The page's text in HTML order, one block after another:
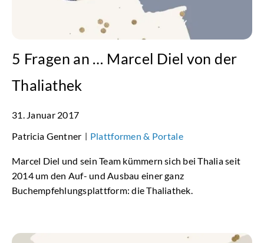
5 Fragen an … Marcel Diel von der
Thaliathek
31. Januar 2017
Patricia Gentner | Plattformen & Portale
Marcel Diel und sein Team kümmern sich bei Thalia seit
2014 um den Auf- und Ausbau einer ganz
Buchempfehlungsplattform: die Thaliathek.